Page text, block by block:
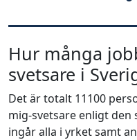
Hur många
svetsare i
Det är totalt 11100
mig-svetsare enligt den
ingår alla i yrket samt